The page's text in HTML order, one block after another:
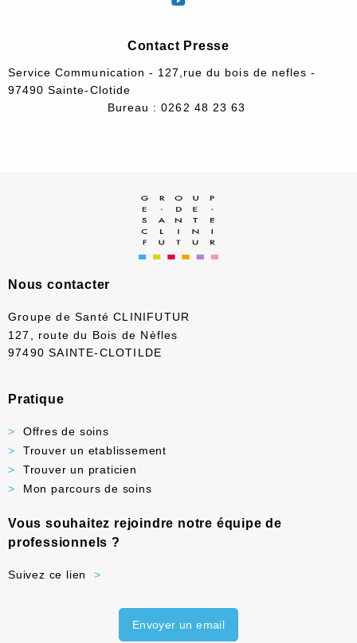
Contact Presse
Service Communication - 127,rue du bois de nefles -
97490 Sainte-Clotide
Bureau : 0262 48 23 63
Nous contacter
Groupe de Santé CLINIFUTUR
127, route du Bois de Nèfles
97490 SAINTE-CLOTILDE
Pratique
Offres de soins
Trouver un etablissement
Trouver un praticien
Mon parcours de soins
Vous souhaitez rejoindre notre équipe de
professionnels ?
Suivez ce lien
Envoyer un email